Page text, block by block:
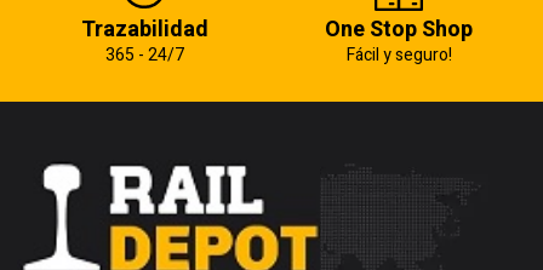
Trazabilidad
365 - 24/7
One Stop Shop
Fácil y seguro!